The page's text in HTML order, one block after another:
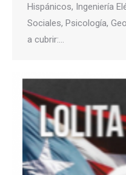
Hispánicos, Ingeniería
Sociales, Psicología,
a cubrir:…